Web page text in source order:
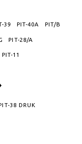
39 PIT-40A PIT/B
PIT-28/A
PIT-11
38 DRUK